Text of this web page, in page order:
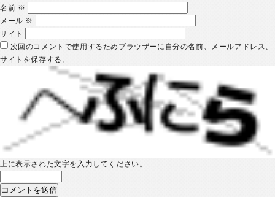
名前 ※
メール ※
サイト
次回のコメントで使用するためブラウザーに自分の名前、メールアドレス、
サイトを保存する。
上に表示された文字を入力してください。